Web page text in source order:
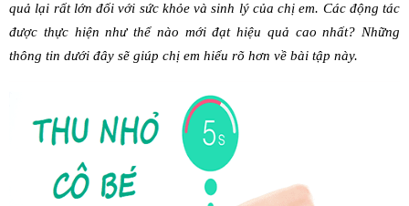
quả lại rất lớn đối với sức khỏe và sinh lý của chị em. Các động tác
được thực hiện như thể nào mới đạt hiệu quả cao nhất? Những
thông tin dưới đây sẽ giúp chị em hiểu rõ hơn về bài tập này.